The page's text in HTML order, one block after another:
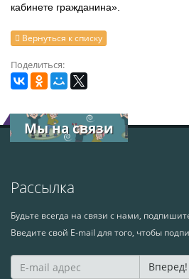
кабинете гражданина».
Вернуться к списку
Поделиться:
Мы на связи
Рассылка
Будьте всегда на связи с нами,
Введите свой E-mail для того, чтобы
Вперед!